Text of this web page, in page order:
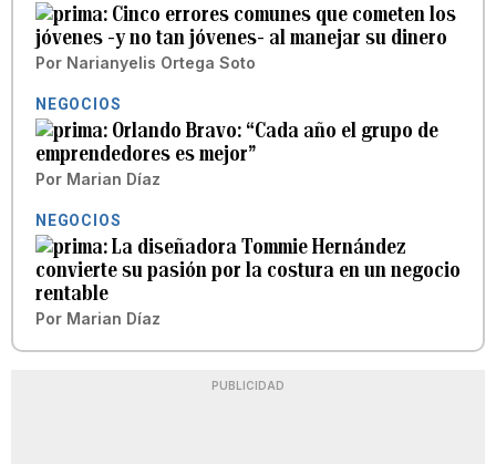
Cinco errores comunes que cometen los
jóvenes -y no tan jóvenes- al manejar su dinero
Por Narianyelis Ortega Soto
NEGOCIOS
Orlando Bravo: “Cada año el grupo de
emprendedores es mejor”
Por Marian Díaz
NEGOCIOS
La diseñadora Tommie Hernández
convierte su pasión por la costura en un negocio
rentable
Por Marian Díaz
PUBLICIDAD